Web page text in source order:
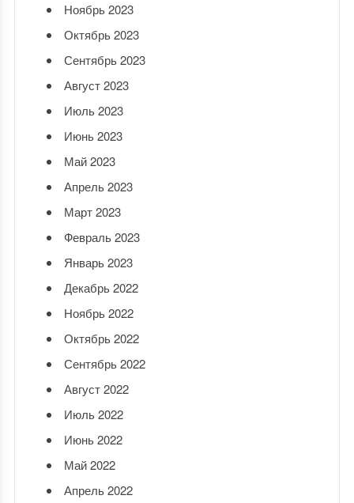
Ноябрь 2023
Октябрь 2023
Сентябрь 2023
Август 2023
Июль 2023
Июнь 2023
Май 2023
Апрель 2023
Март 2023
Февраль 2023
Январь 2023
Декабрь 2022
Ноябрь 2022
Октябрь 2022
Сентябрь 2022
Август 2022
Июль 2022
Июнь 2022
Май 2022
Апрель 2022